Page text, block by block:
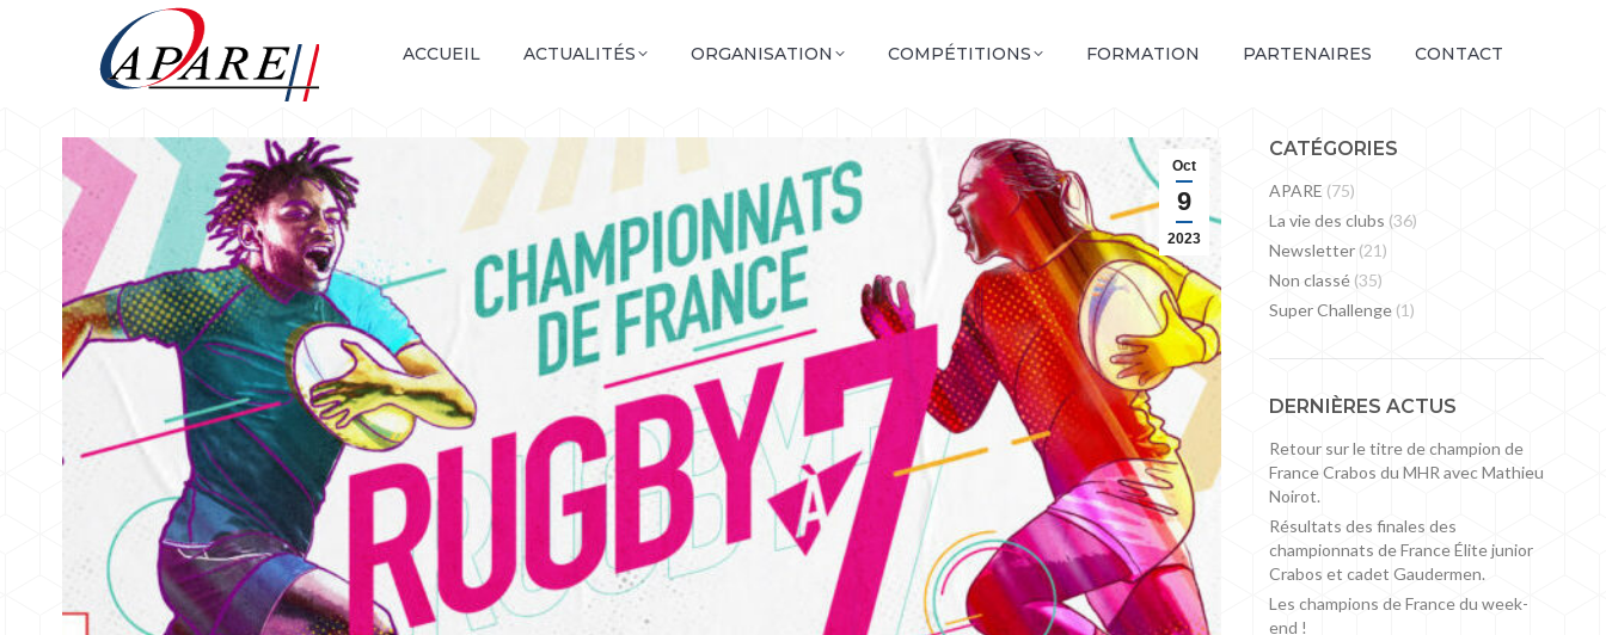
ACCUEIL ACTUALITÉS ORGANISATION COMPÉTITIONS FORMATION PARTENAIRES CONTACT
Oct
9
2023
CATÉGORIES
APARE (75)
La vie des clubs (36)
Newsletter (21)
Non classé (35)
Super Challenge (1)
DERNIÈRES ACTUS
Retour sur le titre de champion de
France Crabos du MHR avec Mathieu
Noirot.
Résultats des finales des
championnats de France Élite junior
Crabos et cadet Gaudermen.
Les champions de France du week-
end !